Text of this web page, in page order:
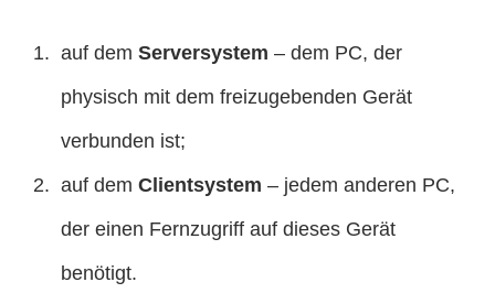
auf dem Serversystem – dem PC, der
physisch mit dem freizugebenden Gerät
verbunden ist;
auf dem Clientsystem – jedem anderen PC,
der einen Fernzugriff auf dieses Gerät
benötigt.